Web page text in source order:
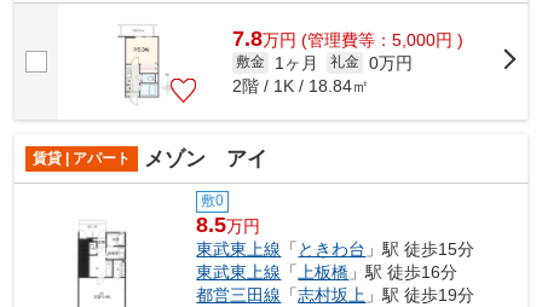
7.8万円 (管理費等：5,000円 )
敷金 1ヶ月 礼金 0万円
2階 / 1K / 18.84㎡
賃貸 | アパート メゾン アイ
敷0
8.5万円
東武東上線 「 ときわ台 」駅 徒歩15分
東武東上線 「 上板橋 」駅 徒歩16分
都営三田線 「志村坂上 」駅 徒歩19分